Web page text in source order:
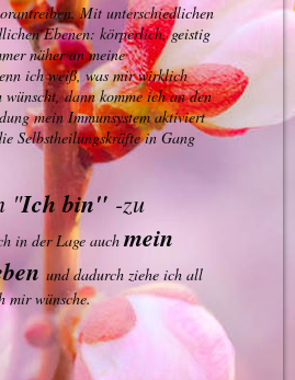
Mit unterschiedlichen
Ebenen: körperlich, geistig
näher an meine
ich weiß, was mir wirklich
wünscht, dann komme ich an den
mein Immunsystem aktiviert
Selbstheilungskräfte in Gang
"Ich bin" -zu
in der Lage auchmein
und dadurch ziehe ich all
mir wünsche.